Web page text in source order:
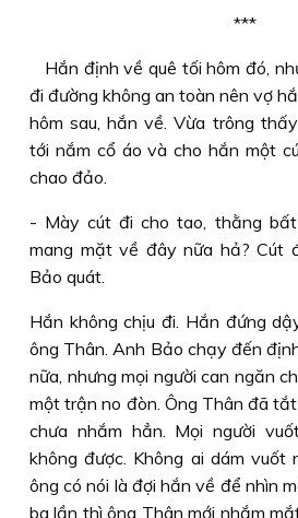
***
Hắn định về quê tối hôm đó,
đi đường không an toàn nên vợ
hôm sau, hắn về. Vừa trông
tới nắm cổ áo và cho hắn một
chao đảo.
- Mày cút đi cho tao, thằng bất
mang mặt về đây nữa hả? Cút
Bảo quát.
Hắn không chịu đi. Hắn đứng
ông Thân. Anh Bảo chạy đến
nữa, nhưng mọi người can ngăn
một trận no đòn. Ông Thân đã
chưa nhắm hẳn. Mọi người
không được. Không ai dám vuốt
ông có nói là đợi hắn về để nhìn
ba lần thì ông Thân mới nhắm